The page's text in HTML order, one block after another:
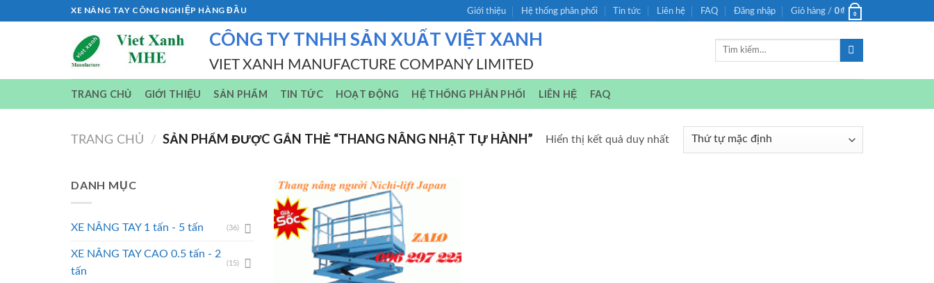
to
XE NÂNG TAY CÔNG NGHIỆP HÀNG ĐẦU Giới thiệu Hệ thống phân phối Tin tức Liên hệ FAQ Đăng nhập Giỏ hàng / 0₫ 0
CÔNG TY TNHH SẢN XUẤT VIỆT XANH
VIET XANH MANUFACTURE COMPANY LIMITED
Tìm
TRANG CHỦ GIỚI THIỆU SẢN PHẨM TIN TỨC HOẠT ĐỘNG HỆ THỐNG PHÂN PHỐI LIÊN HỆ FAQ
TRANG CHỦ / SẢN PHẨM ĐƯỢC GẮN THẺ “THANG NÂNG NHẬT TỰ HÀNH” Hiển thị kết quả duy nhất
DANH MỤC
XE NÂNG TAY 1 tấn - 5 tấn (36)
XE NÂNG TAY CAO 0.5 tấn - 2
tấn
(15)